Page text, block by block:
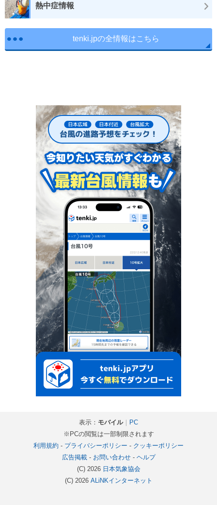
熱中症情報
tenki.jpの全情報はこちら
表示： モバイル｜ PC
※PCの閲覧は一部制限されます
利用規約 - プライバシーポリシー - クッキーポリシー
広告掲載- お問い合わせ- ヘルプ
(C) 2026 日本気象協会
(C) 2026 ALiNKインターネット